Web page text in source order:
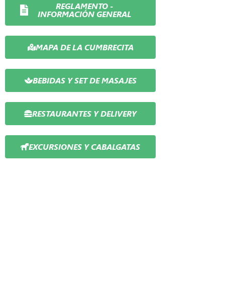
REGLAMENTO -
INFORMACIÓN GENERAL
MAPA DE LA CUMBRECITA
BEBIDAS Y SET DE MASAJES
RESTAURANTES Y DELIVERY
EXCURSIONES Y CABALGATAS